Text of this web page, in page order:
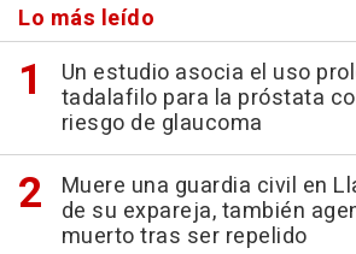
Lo más leído
Un estudio asocia el uso
tadalafilo para la próstata
riesgo de glaucoma
Muere una guardia civil en
de su expareja, también
muerto tras ser repelido